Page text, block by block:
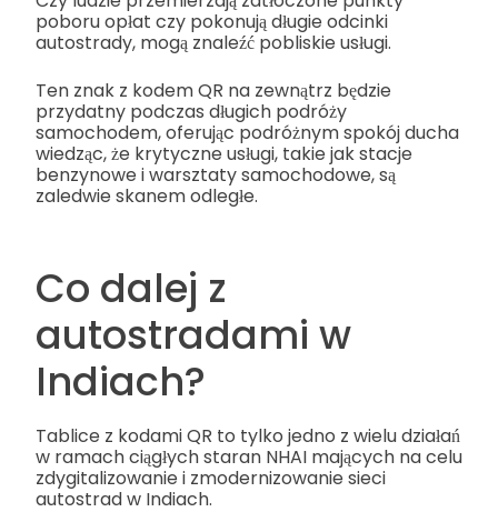
poboru opłat czy pokonują długie odcinki
autostrady, mogą znaleźć pobliskie usługi.
Ten znak z kodem QR na zewnątrz będzie
przydatny podczas długich podróży
samochodem, oferując podróżnym spokój ducha
wiedząc, że krytyczne usługi, takie jak stacje
benzynowe i warsztaty samochodowe, są
zaledwie skanem odległe.
Co dalej z
autostradami w
Indiach?
Tablice z kodami QR to tylko jedno z wielu działań
w ramach ciągłych staran NHAI mających na celu
zdygitalizowanie i zmodernizowanie sieci
autostrad w Indiach.